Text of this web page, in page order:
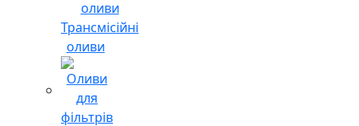
Трансмісійні
оливи